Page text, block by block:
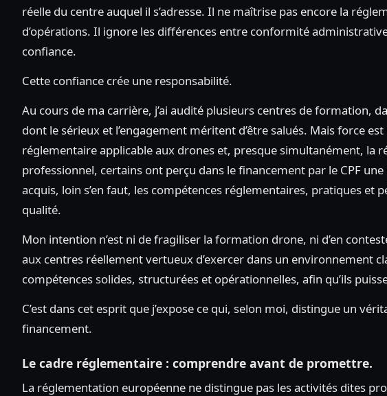
réelle du centre auquel il s’adresse. Il ne maîtrise pas encore la
d’opérations. Il ignore les différences entre conformité
confiance.
Cette confiance crée une responsabilité.
Au cours de ma carrière, j’ai audité plusieurs centres de formation,
dont le sérieux et l’engagement méritent d’être salués. Mais force
réglementaire applicable aux drones et, presque simultanément, la
professionnel, certains ont perçu dans le financement par le CPF
acquis, loin s’en faut, les compétences réglementaires, pratiques
qualité.
Mon intention n’est ni de fragiliser la formation drone, ni d’en
aux centres réellement vertueux d’exercer dans un environnement
compétences solides, structurées et opérationnelles, afin qu’ils
C’est dans cet esprit que j’expose ce qui, selon moi, distingue un
financement.
Le cadre réglementaire : comprendre avant de promettre.
La réglementation européenne ne distingue pas les activités dites